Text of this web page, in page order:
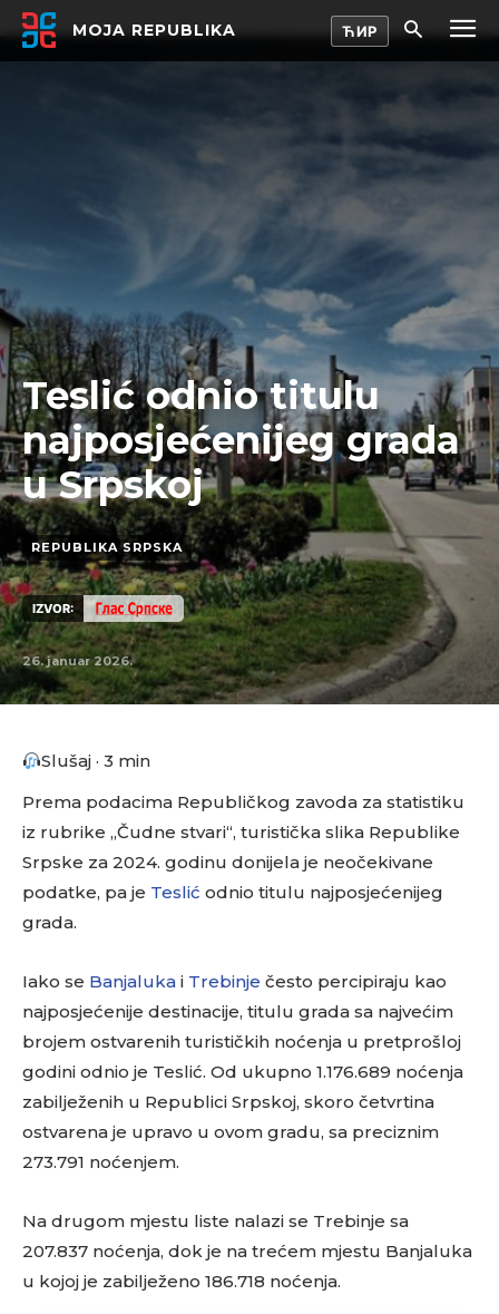
MOJA REPUBLIKA
Teslić odnio titulu
najposjećenijeg grada
u Srpskoj
REPUBLIKA SRPSKA
IZVOR:
26. januar 2026.
Slušaj · 3 min
Prema podacima Republičkog zavoda za statistiku
iz rubrike „Čudne stvari“, turistička slika Republike
Srpske za 2024. godinu donijela je neočekivane
podatke, pa je Teslić odnio titulu najposjećenijeg
grada.
Iako se Banjaluka i Trebinje često percipiraju kao
najposjećenije destinacije, titulu grada sa najvećim
brojem ostvarenih turističkih noćenja u pretprošloj
godini odnio je Teslić. Od ukupno 1.176.689 noćenja
zabilježenih u Republici Srpskoj, skoro četvrtina
ostvarena je upravo u ovom gradu, sa preciznim
273.791 noćenjem.
Na drugom mjestu liste nalazi se Trebinje sa
207.837 noćenja, dok je na trećem mjestu Banjaluka
u kojoj je zabilježeno 186.718 noćenja.